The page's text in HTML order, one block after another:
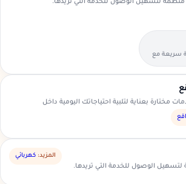
لتسهيل الوصول للخدمة التي تريدها.
سريعة مع
الحاجة.
بعناية لتلبية احتياجاتك اليومية داخل
الوصول للخدمة التي تريدها.
المزيد: كهربائي